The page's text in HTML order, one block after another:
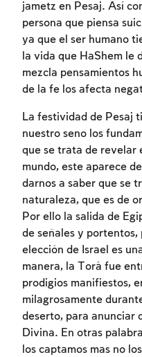
jametz en Pesaj. Así
persona que piensa
ya que el ser humano
la vida que HaShem le
mezcla pensamientos
de la fe los afecta
La festividad de Pesaj
nuestro seno los
que se trata de revelar
mundo, este aparece
darnos a saber que se
naturaleza, que es de
Por ello la salida de
de señales y portentos,
elección de Israel es
manera, la Torá fue
prodigios manifiestos,
milagrosamente
deserto, para anunciar
Divina. En otras
los captamos mas no
Para marcar lo
a su cuenta o
Inscripcion